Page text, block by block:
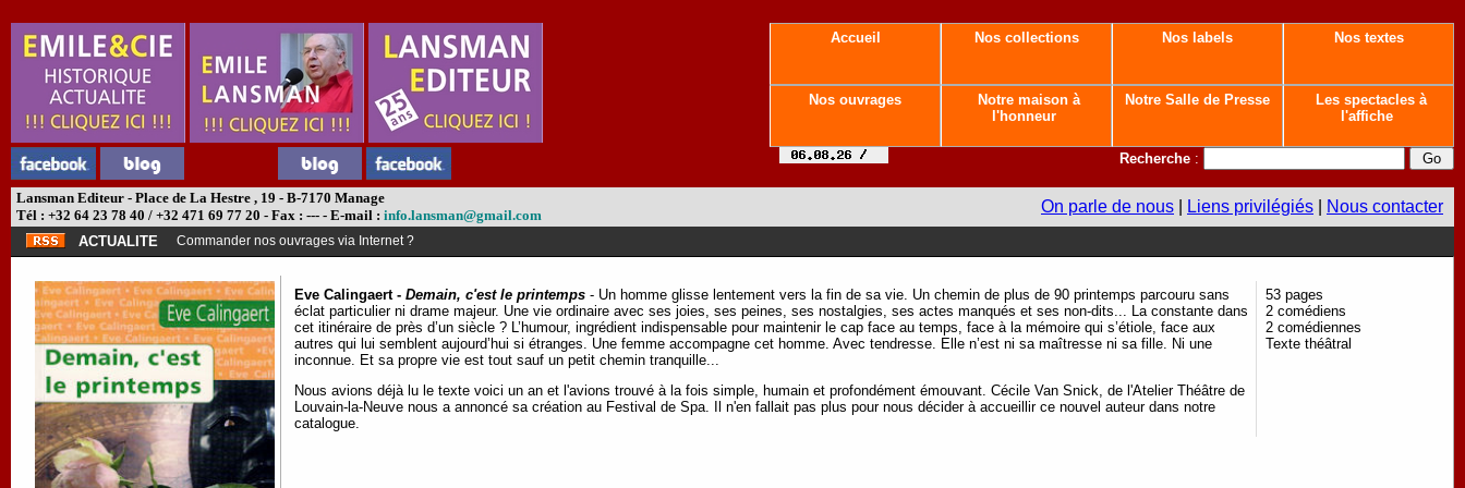
Accueil Nos collections Nos labels Nos textes
Nos ouvrages
Notre maison à
l'honneur
Notre Salle de Presse
Les spectacles à
l'affiche
Recherche :
Lansman Editeur - Place de La Hestre , 19 - B-7170 Manage
Tél : +32 64 23 78 40 / +32 471 69 77 20 - Fax : --- - E-mail : info.lansman@gmail.com On parle de nous Liens privilégiés Nous contacter
ACTUALITE Commander nos ouvrages via Internet ?
Eve Calingaert - Demain, c'est le printemps - Un homme glisse lentement vers la fin de sa vie. Un chemin de plus de 90 printemps parcouru sans
éclat particulier ni drame majeur. Une vie ordinaire avec ses joies, ses peines, ses nostalgies, ses actes manqués et ses non-dits... La constante dans
cet itinéraire de près d’un siècle ? L’humour, ingrédient indispensable pour maintenir le cap face au temps, face à la mémoire qui s’étiole, face aux
autres qui lui semblent aujourd’hui si étranges. Une femme accompagne cet homme. Avec tendresse. Elle n’est ni sa maîtresse ni sa fille. Ni une
inconnue. Et sa propre vie est tout sauf un petit chemin tranquille...
Nous avions déjà lu le texte voici un an et l'avions trouvé à la fois simple, humain et profondément émouvant. Cécile Van Snick, de l'Atelier Théâtre de
Louvain-la-Neuve nous a annoncé sa création au Festival de Spa. Il n'en fallait pas plus pour nous décider à accueillir ce nouvel auteur dans notre
catalogue.
53 pages
2 comédiens
2 comédiennes
Texte théâtral